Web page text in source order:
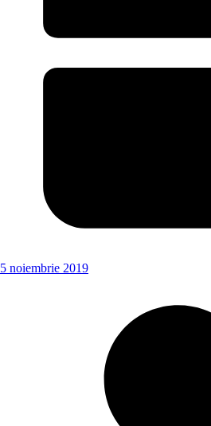
5 noiembrie 2019